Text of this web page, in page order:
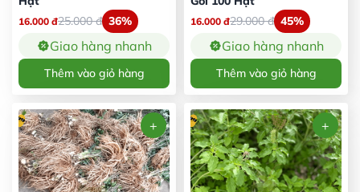
16.000 đ25.000đ 36%
Giao hàng nhanh
Thêm vào giỏ hàng
16.000 đ29.000đ 45%
Giao hàng nhanh
Thêm vào giỏ hàng